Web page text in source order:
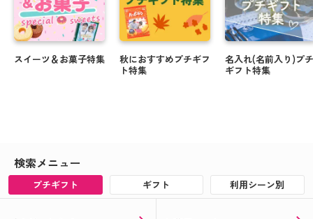
スイーツ＆お菓子特集
秋におすすめプチギフ
ト特集
名入れ(名前入り)プチ
ギフト特集
検索メニュー
プチギフト ギフト 利用シーン別